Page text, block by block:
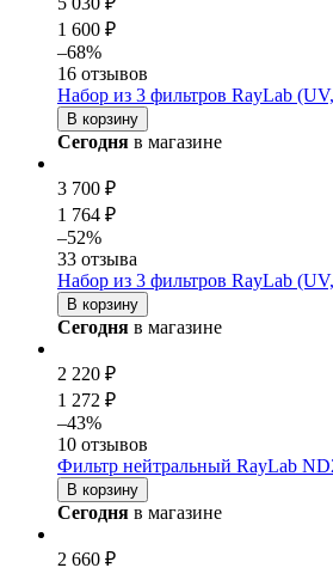
1 600 ₽
–68%
16 отзывов
Набор из 3 фильтров RayLab
В корзину
Сегодня в магазине
3 700 ₽
1 764 ₽
–52%
33 отзыва
Набор из 3 фильтров RayLab
В корзину
Сегодня в магазине
2 220 ₽
1 272 ₽
–43%
10 отзывов
Фильтр нейтральный RayLab
В корзину
Сегодня в магазине
2 660 ₽